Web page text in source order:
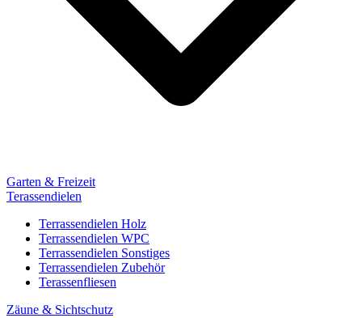
Garten & Freizeit
Terassendielen
Terrassendielen Holz
Terrassendielen WPC
Terrassendielen Sonstiges
Terrassendielen Zubehör
Terassenfliesen
Zäune & Sichtschutz